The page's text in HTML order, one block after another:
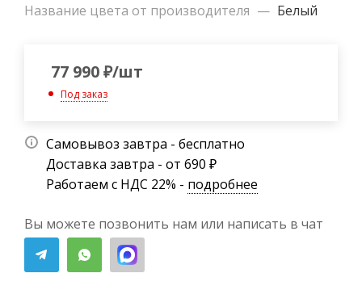
Название цвета от производителя — Белый
77 990₽/шт
Под заказ
Самовывоз завтра - бесплатно
Доставка завтра - от 690 ₽
Работаем с НДС 22% - подробнее
Вы можете позвонить нам или написать в чат